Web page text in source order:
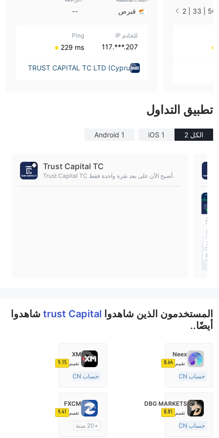
قبرص --
للخادم IP
207.***.117
Ping
⁦229 ms⁩
TRUST CAPITAL TC LTD (Cypru
100 | 50 | 33 | 2
تطبيق التداول
الكل 2 iOS 1
Android 1
Trust Capital TC
Trust Capital TC أصبح الآن على بعد نقرة واحدة فقط.
المستخدمون الذين شاهدوا trust Capital شاهدوا
أيضًا..
Neex
تقييم 8.64
حساب ECN
صناعة السوق (MM)
XM
تقييم 9.15
حساب ECN
صناعة السوق (MM)
DBG MARKETS
تقييم 8.81
حساب ECN
FXCM
تقييم 9.41
+20 سنة